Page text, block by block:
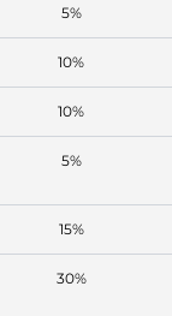
5%
10%
10%
5%
15%
30%